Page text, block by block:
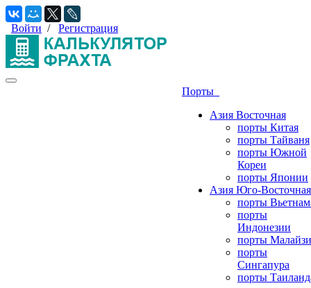
Войти / Регистрация
Порты
Азия Восточная
порты Китая
порты Тайваня
порты Южной
Кореи
порты Японии
Азия Юго-Восточная
порты
порты
Индонезии
порты
порты
Сингапура
порты